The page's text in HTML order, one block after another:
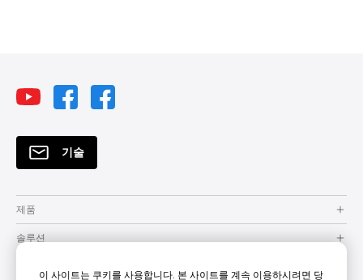
기술
제품
솔루션
이 사이트는 쿠키를 사용합니다. 본 사이트를 계속 이용하시려면 당